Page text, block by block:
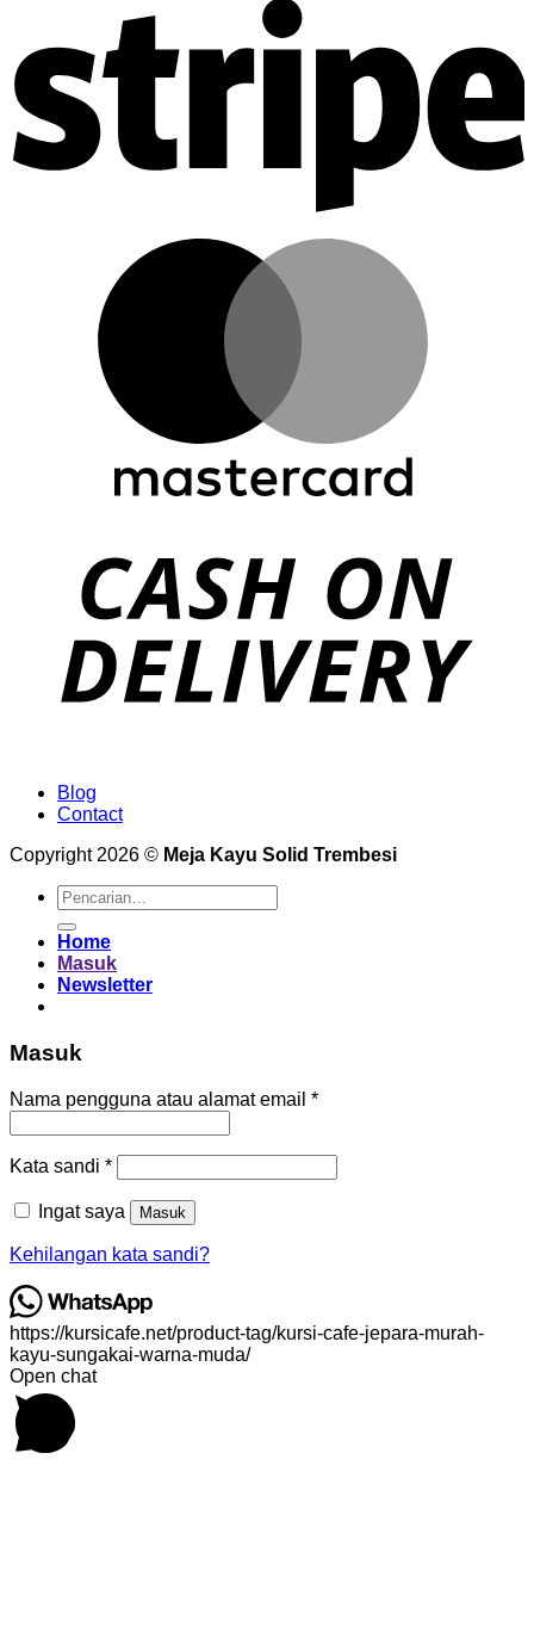
Blog
Contact
Copyright 2026 © Meja Kayu Solid Trembesi
Pencarian
untuk:
Home
Masuk
Newsletter
Masuk
Nama pengguna atau alamat email *Wajib
Kata sandi *Wajib
Ingat saya Masuk
Kehilangan kata sandi?
https://kursicafe.net/product-tag/kursi-cafe-jepara-murah-
kayu-sungakai-warna-muda/
Open chat